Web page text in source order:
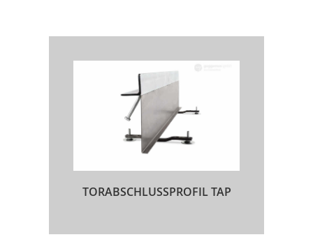
TORABSCHLUSSPROFIL TAP